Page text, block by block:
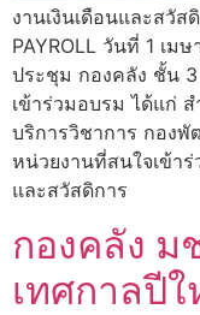
งานเงินเดือนและสวั
PAYROLL วันที่ 1 เ
ประชุม กองคลัง ชั้น
เข้าร่วมอบรม ได้แก่
บริการวิชาการ กอง
หน่วยงานที่สนใจเข้า
และสวัสดิการ
กองคลัง ม
เทศกาลปี